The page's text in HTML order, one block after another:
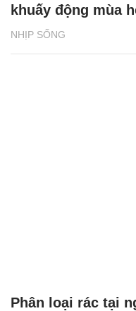
NHỊP SỐNG
khuấy động mùa
Phân loại rác tại